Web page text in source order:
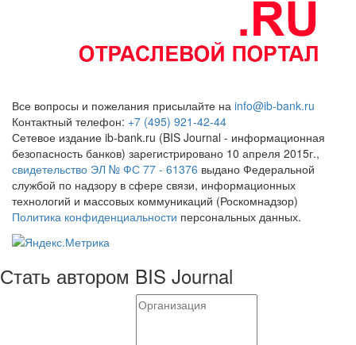
Все вопросы и пожелания присылайте на info@ib-bank.ru
Контактный телефон: +7 (495) 921-42-44
Сетевое издание ib-bank.ru (BIS Journal - информационная
безопасность банков) зарегистрировано 10 апреля 2015г.,
свидетельство ЭЛ № ФС 77 - 61376 выдано Федеральной
службой по надзору в сфере связи, информационных
технологий и массовых коммуникаций (Роскомнадзор)
Политика конфиденциальности персональных данных.
Стать автором BIS Journal